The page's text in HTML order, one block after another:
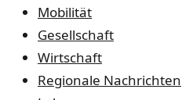
Mobilität
Gesellschaft
Wirtschaft
Regionale Nachrichten